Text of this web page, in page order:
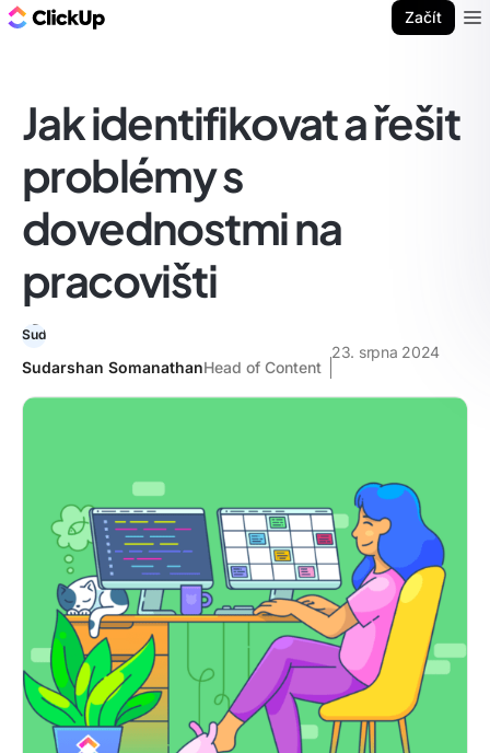
Začít
Jak identifikovat a řešit
problémy s
dovednostmi na
pracovišti
Sudarshan SomanathanHead of Content
23. srpna 2024